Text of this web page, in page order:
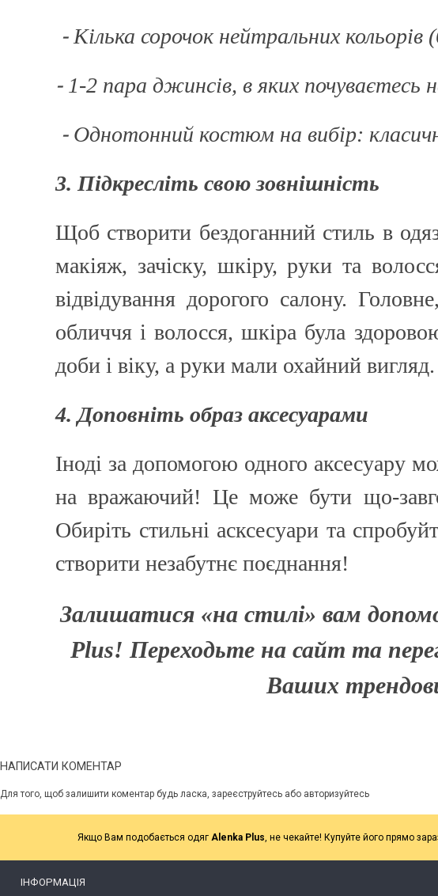
⁃ Кілька сорочок нейтральних кольорів
⁃ 1-2 пара джинсів, в яких почуваєтесь
⁃ Однотонний костюм на вибір:
3. Підкресліть свою зовнішність
Щоб створити бездоганний стиль в
макіяж, зачіску, шкіру, руки та
відвідування дорогого салону.
обличчя і волосся, шкіра була
доби і віку, а руки мали охайний вигляд.
4. Доповніть образ аксесуарами
Іноді за допомогою одного аксесуару
на вражаючий! Це може бути що-
Обиріть стильні асксесуари та
створити незабутнє поєднання!
Залишатися «на стилі» вам
Plus! Переходьте на сайт та
Ваших
НАПИСАТИ КОМЕНТАР
Для того, щоб залишити коментар будь ласка, зареєструйтесь або авторизуйтесь
Якщо Вам подобається одяг Alenka Plus, не чекайте! Купуйте його прямо
ІНФОРМАЦІЯ